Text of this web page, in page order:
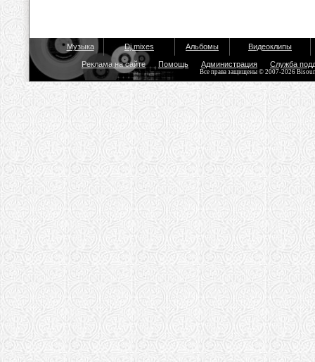
Музыка Dj mixes Альбомы Видеоклипы
Реклама на сайте Помощь Администрация Служба
Все права защищены © 2007-2026